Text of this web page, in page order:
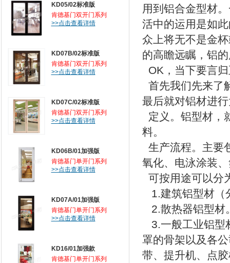
KD05/02标准版
肯德基门双开门系列
>>点击查看详情
KD07B/02标准版
肯德基门双开门系列
>>点击查看详情
KD07C/02标准版
肯德基门双开门系列
>>点击查看详情
KD06B/01加强版
肯德基门单开门系列
>>点击查看详情
KD07A/01加强版
肯德基门单开门系列
>>点击查看详情
KD16/01加强款
肯德基门单开门系列
用到铝合金型材
活中的运用是如
众上将无不是金
的高瞻远瞩，铝
OK，当下要言
首先我们先来了
最后就对铝材进
定义。铝型材，
料。
生产流程。主要
氧化、电泳涂装
可按用途可以分
1.建筑铝型材（
2.散热器铝型材
3.一般工业铝型
罩的骨架以及各
带、提升机、点